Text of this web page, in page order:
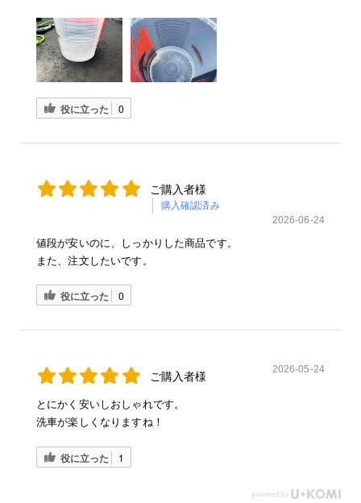
役に立った 0
ご購入者様
購入確認済み
2026-06-24
値段が安いのに、しっかりした商品です。
また、注文したいです。
役に立った 0
ご購入者様
2026-05-24
とにかく安いしおしゃれです。
洗車が楽しくなりますね！
役に立った 1